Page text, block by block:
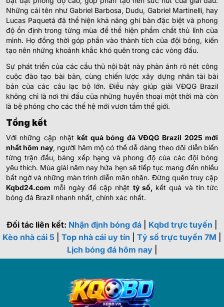
Những cái tên như Gabriel Barbosa, Dudu, Gabriel Martinelli, hay
Lucas Paquetá đã thể hiện khả năng ghi bàn đặc biệt và phong
độ ổn định trong từng mùa để thể hiện phẩm chất thủ lĩnh của
mình. Họ đồng thời góp phần vào thành tích của đội bóng, kiến
tạo nên những khoảnh khắc khó quên trong các vòng đấu.
Sự phát triển của các cầu thủ nội bật này phản ánh rõ nét công
cuộc đào tạo bài bản, cùng chiến lược xây dựng nhân tài bài
bản của các câu lạc bộ lớn. Điều này giúp giải VĐQG Brazil
không chỉ là nơi thi đấu của những huyền thoại một thời mà còn
là bệ phóng cho các thế hệ mới vươn tầm thế giới.
Tổng kết
Với những cập nhậtkết quả bóng đá VĐQG Brazil 2025 mới
nhất hôm nay, người hâm mộ có thể dễ dàng theo dõi diễn biến
từng trận đấu, bảng xếp hạng và phong độ của các đội bóng
yêu thích. Mùa giải năm nay hứa hẹn sẽ tiếp tục mang đến nhiều
bất ngờ và những màn trình diễn mãn nhãn. Đừng quên truy cập
Kqbd24.com mỗi ngày để cập nhật tỷ số, kết quả và tin tức
bóng đá Brazil nhanh nhất, chính xác nhất.
Đối tác liên kết: Nhận định bóng đá Kqbd trực tuyến
Kèo nhà cái 5
Top nhà cái uy tín Tỷ số trực tuyến 7M
Lịch bóng đá hôm nay|